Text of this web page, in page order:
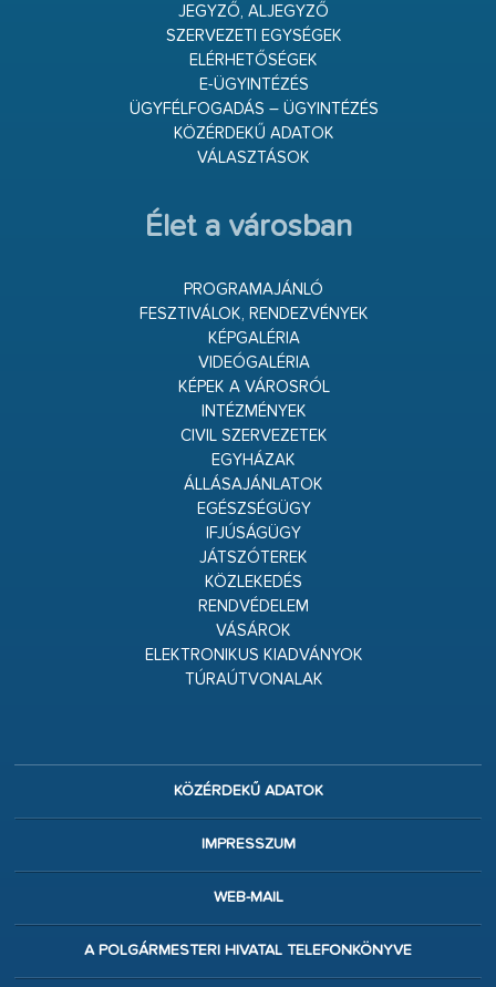
JEGYZŐ, ALJEGYZŐ
SZERVEZETI EGYSÉGEK
ELÉRHETŐSÉGEK
E-ÜGYINTÉZÉS
ÜGYFÉLFOGADÁS – ÜGYINTÉZÉS
KÖZÉRDEKŰ ADATOK
VÁLASZTÁSOK
Élet a városban
PROGRAMAJÁNLÓ
FESZTIVÁLOK, RENDEZVÉNYEK
KÉPGALÉRIA
VIDEÓGALÉRIA
KÉPEK A VÁROSRÓL
INTÉZMÉNYEK
CIVIL SZERVEZETEK
EGYHÁZAK
ÁLLÁSAJÁNLATOK
EGÉSZSÉGÜGY
IFJÚSÁGÜGY
JÁTSZÓTEREK
KÖZLEKEDÉS
RENDVÉDELEM
VÁSÁROK
ELEKTRONIKUS KIADVÁNYOK
TÚRAÚTVONALAK
KÖZÉRDEKŰ ADATOK
IMPRESSZUM
WEB-MAIL
A POLGÁRMESTERI HIVATAL TELEFONKÖNYVE